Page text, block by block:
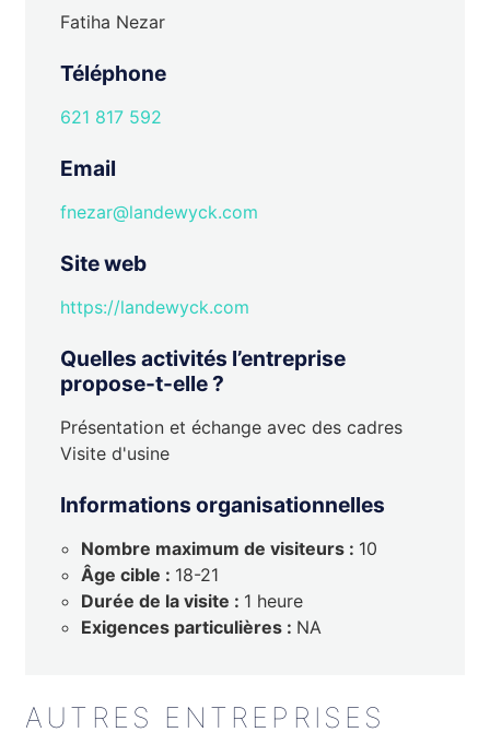
Fatiha Nezar
Téléphone
621 817 592
Email
fnezar@landewyck.com
Site web
https://landewyck.com
Quelles activités l’entreprise
propose-t-elle ?
Présentation et échange avec des cadres
Visite d'usine
Informations organisationnelles
Nombre maximum de visiteurs : 10
Âge cible : 18-21
Durée de la visite : 1 heure
Exigences particulières : NA
AUTRES ENTREPRISES